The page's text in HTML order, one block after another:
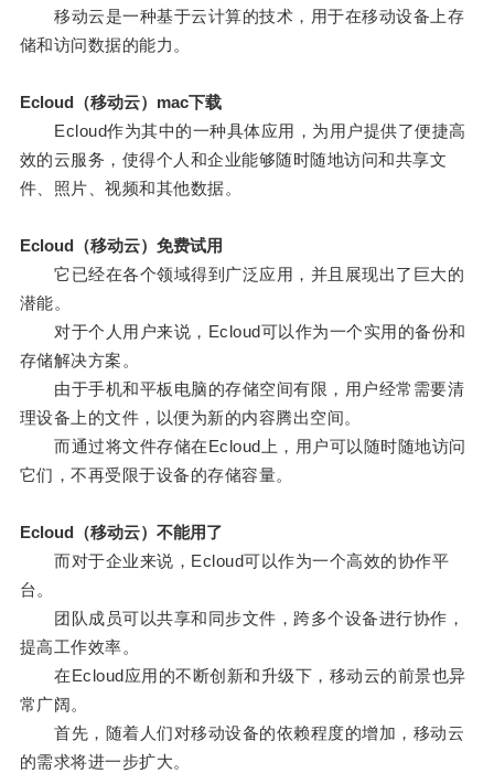
移动云是一种基于云计算的技术，用于在移动设备上存
储和访问数据的能力。
Ecloud（移动云）mac下载
Ecloud作为其中的一种具体应用，为用户提供了便捷高
效的云服务，使得个人和企业能够随时随地访问和共享文
件、照片、视频和其他数据。
Ecloud（移动云）免费试用
它已经在各个领域得到广泛应用，并且展现出了巨大的
潜能。
对于个人用户来说，Ecloud可以作为一个实用的备份和
存储解决方案。
由于手机和平板电脑的存储空间有限，用户经常需要清
理设备上的文件，以便为新的内容腾出空间。
而通过将文件存储在Ecloud上，用户可以随时随地访问
它们，不再受限于设备的存储容量。
Ecloud（移动云）不能用了
而对于企业来说，Ecloud可以作为一个高效的协作平
台。
团队成员可以共享和同步文件，跨多个设备进行协作，
提高工作效率。
在Ecloud应用的不断创新和升级下，移动云的前景也异
常广阔。
首先，随着人们对移动设备的依赖程度的增加，移动云
的需求将进一步扩大。